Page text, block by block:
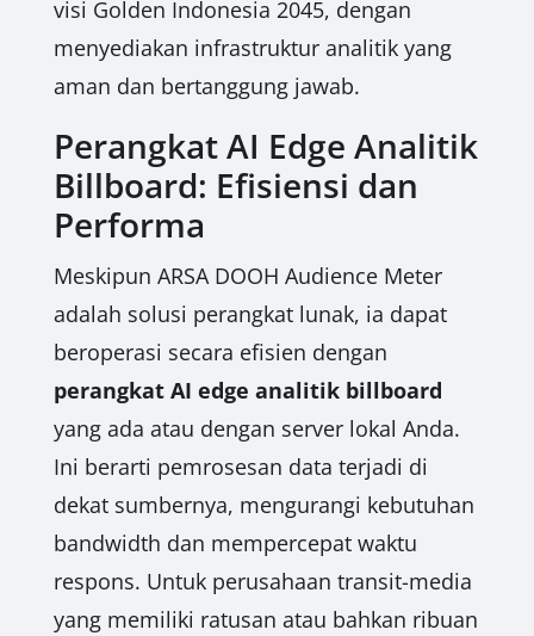
visi Golden Indonesia 2045, dengan
menyediakan infrastruktur analitik yang
aman dan bertanggung jawab.
Perangkat AI Edge Analitik
Billboard: Efisiensi dan
Performa
Meskipun ARSA DOOH Audience Meter
adalah solusi perangkat lunak, ia dapat
beroperasi secara efisien dengan
perangkat AI edge analitik billboard
yang ada atau dengan server lokal Anda.
Ini berarti pemrosesan data terjadi di
dekat sumbernya, mengurangi kebutuhan
bandwidth dan mempercepat waktu
respons. Untuk perusahaan transit-media
yang memiliki ratusan atau bahkan ribuan